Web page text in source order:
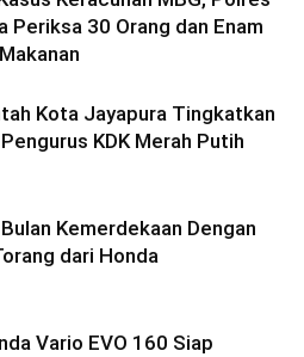
Periksa 30 Orang dan Enam
Kota Jayapura Tingkatkan
KDK Merah Putih
Kemerdekaan Dengan
dari Honda
Vario EVO 160 Siap